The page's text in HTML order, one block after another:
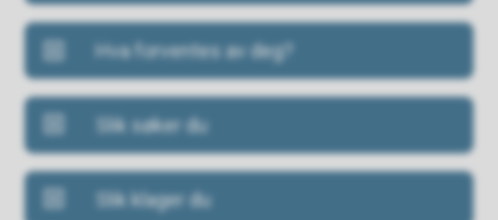
​Hva forventes av deg?
​Slik søker du
Slik klager du